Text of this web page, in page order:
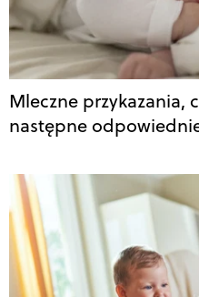
Mleczne przykazania,
następne